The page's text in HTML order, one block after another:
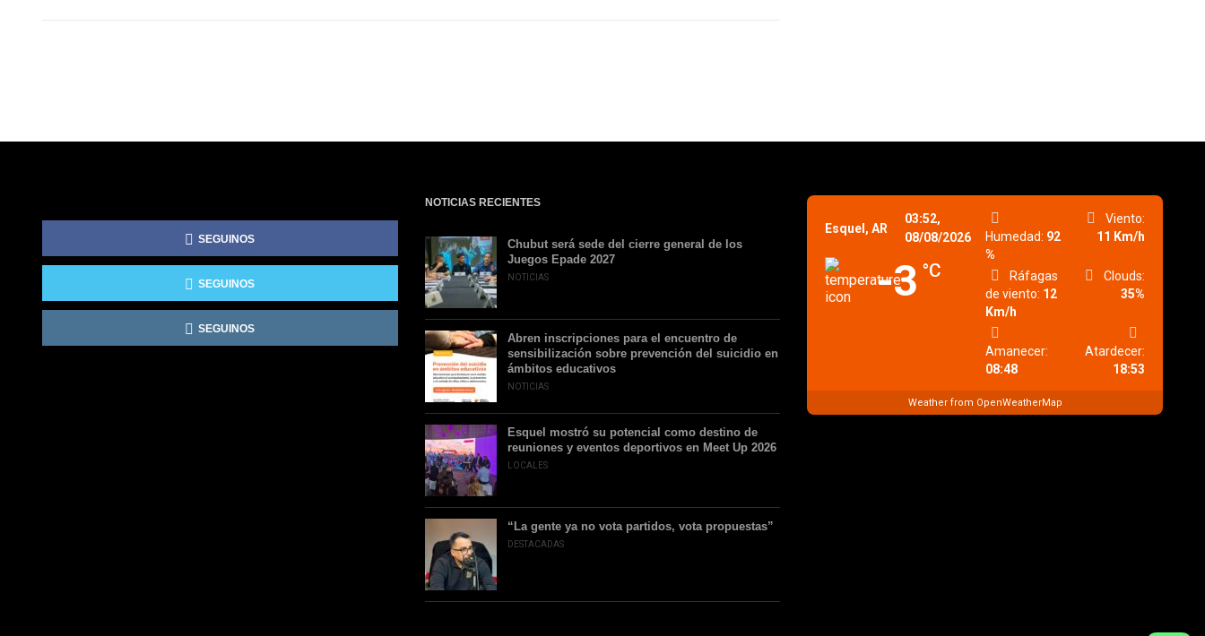
SEGUINOS
SEGUINOS
SEGUINOS
NOTICIAS RECIENTES
Chubut será sede del cierre general de los
Juegos Epade 2027
NOTICIAS
Abren inscripciones para el encuentro de
sensibilización sobre prevención del suicidio en
ámbitos educativos
NOTICIAS
Esquel mostró su potencial como destino de
reuniones y eventos deportivos en Meet Up 2026
LOCALES
“La gente ya no vota partidos, vota propuestas”
DESTACADAS
Esquel, AR
03:52,
08/08/2026
-3 °C
Humedad: 92
%
Viento:
11 Km/h
Ráfagas
de viento: 12
Km/h
Clouds:
35%
Amanecer:
08:48
Atardecer:
18:53
Weather from OpenWeatherMap